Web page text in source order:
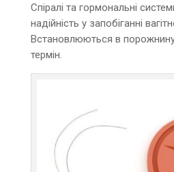
Спіралі та гормональні
надійність у запобіганні
Встановлюються в
термін.